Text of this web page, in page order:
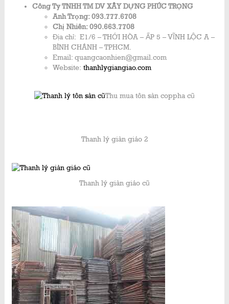
Công Ty TNHH TM DV XÂY DỰNG PHÚC TRỌNG
Anh Trọng: 093.777.6708
Chị Nhiên: 090.663.7708
Địa chỉ: E1/6 – THỚI HÒA – ẤP 5 – VĨNH LỘC A –
BÌNH CHÁNH – TPHCM.
Email: quangcaonhien@gmail.com
Website: thanhlygiangiao.com
Thu mua tôn sàn coppha cũ
Thanh lý giàn giáo 2
Thanh lý giàn giáo cũ